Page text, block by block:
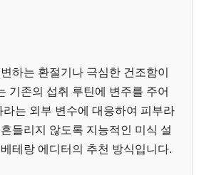
하는 환절기나 극심한 건조함이
기존의 섭취 루틴에 변주를 주어
라는 외부 변수에 대응하여 피부라
들리지 않도록 지능적인 미식 설
테랑 에디터의 추천 방식입니다.